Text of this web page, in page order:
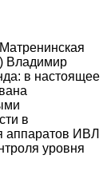
Владимир
в настоящее
в
аппаратов ИВЛ
уровня